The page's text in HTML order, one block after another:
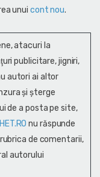
unui cont nou.
atacuri la
publicitare, jigniri,
autori ai altor
și şterge
de a posta pe site,
nu răspunde
de comentarii,
autorului